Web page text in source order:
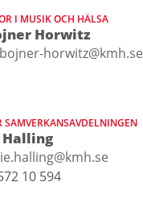
I MUSIK OCH HÄLSA
Horwitz
horwitz@kmh.se
SAMVERKANSAVDELNINGEN
10 594